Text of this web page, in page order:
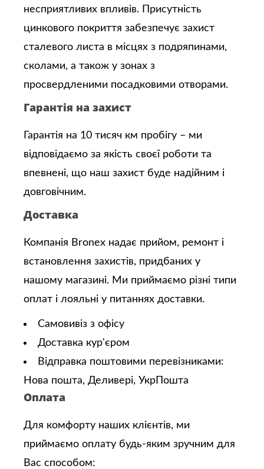
несприятливих впливів. Присутність
цинкового покриття забезпечує захист
сталевого листа в місцях з подряпинами,
сколами, а також у зонах з
просвердленими посадковими отворами.
Гарантія на захист
Гарантія на 10 тисяч км пробігу – ми
відповідаємо за якість своєї роботи та
впевнені, що наш захист буде надійним і
довговічним.
Доставка
Компанія Bronex надає прийом, ремонт і
встановлення захистів, придбаних у
нашому магазині. Ми приймаємо різні типи
оплат і лояльні у питаннях доставки.
Самовивіз з офісу
Доставка кур'єром
Відправка поштовими перевізниками:
Нова пошта, Деливері, УкрПошта
Оплата
Для комфорту наших клієнтів, ми
приймаємо оплату будь-яким зручним для
Вас способом: